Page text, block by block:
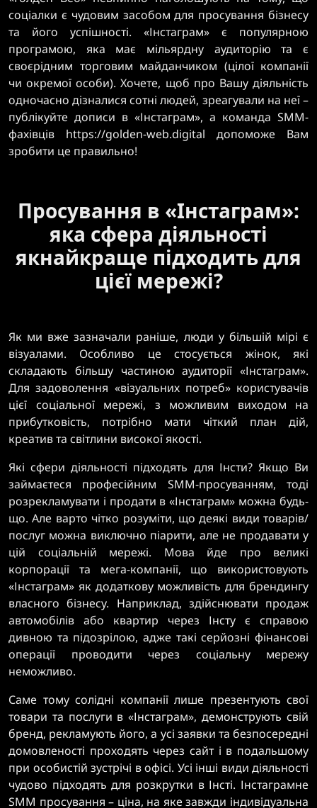
соціалки є чудовим засобом для просування бізнесу
та його успішності. «Інстаграм» є популярною
програмою, яка має мільярдну аудиторію та є
своєрідним торговим майданчиком (цілої компанії
чи окремої особи). Хочете, щоб про Вашу діяльність
одночасно дізналися сотні людей, зреагували на неї –
публікуйте дописи в «Інстаграм», а команда SMM-
фахівців https://golden-web.digital допоможе Вам
зробити це правильно!
Просування в «Інстаграм»:
яка сфера діяльності
якнайкраще підходить для
цієї мережі?
Як ми вже зазначали раніше, люди у більшій мірі є
візуалами. Особливо це стосується жінок, які
складають більшу частиною аудиторії «Інстаграм».
Для задоволення «візуальних потреб» користувачів
цієї соціальної мережі, з можливим виходом на
прибутковість, потрібно мати чіткий план дій,
креатив та світлини високої якості.
Які сфери діяльності підходять для Інсти? Якщо Ви
займаєтеся професійним SMM-просуванням, тоді
розрекламувати і продати в «Інстаграм» можна будь-
що. Але варто чітко розуміти, що деякі види товарів/
послуг можна виключно піарити, але не продавати у
цій соціальній мережі. Мова йде про великі
корпорації та мега-компанії, що використовують
«Інстаграм» як додаткову можливість для брендингу
власного бізнесу. Наприклад, здійснювати продаж
автомобілів або квартир через Інсту є справою
дивною та підозрілою, адже такі серйозні фінансові
операції проводити через соціальну мережу
неможливо.
Саме тому солідні компанії лише презентують свої
товари та послуги в «Інстаграм», демонструють свій
бренд, рекламують його, а усі заявки та безпосередні
домовленості проходять через сайт і в подальшому
при особистій зустрічі в офісі. Усі інші види діяльності
чудово підходять для розкрутки в Інсті. Інстаграмне
SMM просування – ціна, на яке завжди індивідуальна